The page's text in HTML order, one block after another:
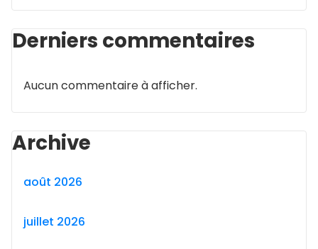
Derniers commentaires
Aucun commentaire à afficher.
Archive
août 2026
juillet 2026